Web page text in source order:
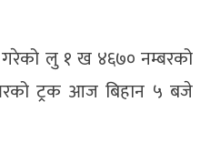
लु १ ख ४६७० नम्बरको
ट्रक आज बिहान ५ बजे